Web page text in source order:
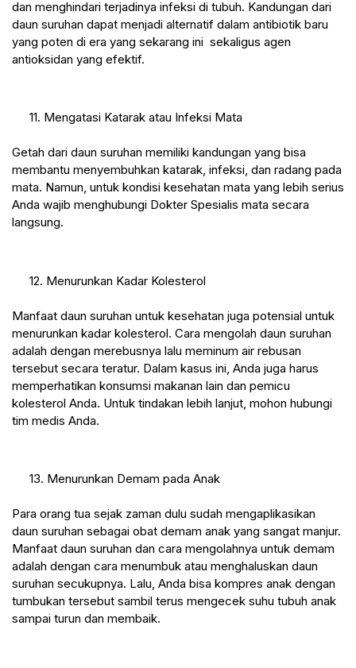
dan menghindari terjadinya infeksi di tubuh. Kandungan dari
daun suruhan dapat menjadi alternatif dalam antibiotik baru
yang poten di era yang sekarang ini  sekaligus agen
antioksidan yang efektif.
11. Mengatasi Katarak atau Infeksi Mata
Getah dari daun suruhan memiliki kandungan yang bisa
membantu menyembuhkan katarak, infeksi, dan radang pada
mata. Namun, untuk kondisi kesehatan mata yang lebih serius
Anda wajib menghubungi Dokter Spesialis mata secara
langsung.
12. Menurunkan Kadar Kolesterol
Manfaat daun suruhan untuk kesehatan juga potensial untuk
menurunkan kadar kolesterol. Cara mengolah daun suruhan
adalah dengan merebusnya lalu meminum air rebusan
tersebut secara teratur. Dalam kasus ini, Anda juga harus
memperhatikan konsumsi makanan lain dan pemicu
kolesterol Anda. Untuk tindakan lebih lanjut, mohon hubungi
tim medis Anda.
13. Menurunkan Demam pada Anak
Para orang tua sejak zaman dulu sudah mengaplikasikan
daun suruhan sebagai obat demam anak yang sangat manjur.
Manfaat daun suruhan dan cara mengolahnya untuk demam
adalah dengan cara menumbuk atau menghaluskan daun
suruhan secukupnya. Lalu, Anda bisa kompres anak dengan
tumbukan tersebut sambil terus mengecek suhu tubuh anak
sampai turun dan membaik.